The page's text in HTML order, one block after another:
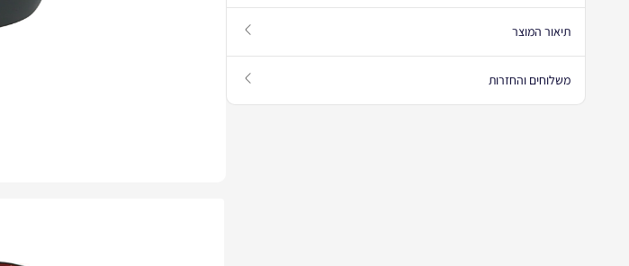
עבור לתיאור המוצר
תיאור המוצר
פתח מידע על משלוחים והחזרות
משלוחים והחזרות